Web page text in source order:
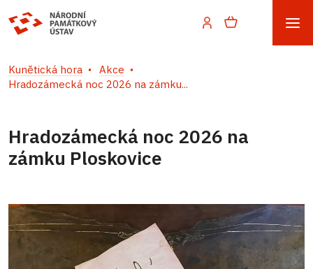
Kunětická hora
Akce
Hradozámecká noc 2026 na zámku...
Hradozámecká noc 2026 na
zámku Ploskovice